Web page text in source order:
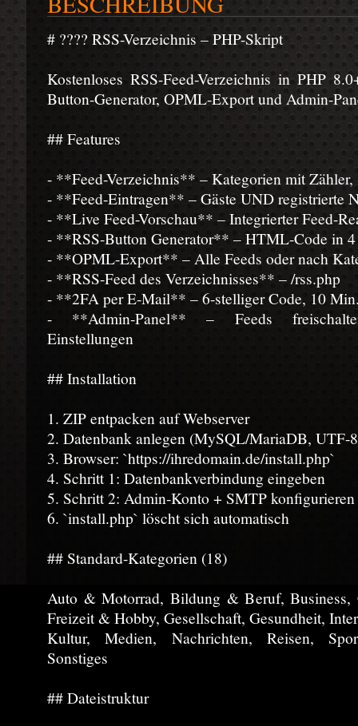
# ???? RSS-Verzeichnis – PHP-Skript
Kostenloses RSS-Feed-Verzeichnis in PHP
Button-Generator, OPML-Export und Admin-
## Features
- **Feed-Verzeichnis** – Kategorien mit
- **Feed-Eintragen** – Gäste UND registrierte
- **Live Feed-Vorschau** – Integrierter Feed-
- **RSS-Button Generator** – HTML-Code in 4
- **OPML-Export** – Alle Feeds oder nach
- **RSS-Feed des Verzeichnisses** – /rss.php
- **2FA per E-Mail** – 6-stelliger Code, 10
- **Admin-Panel** – Feeds freischalten/
Einstellungen
## Installation
1. ZIP entpacken auf Webserver
2. Datenbank anlegen (MySQL/MariaDB, UTF-
3. Browser: `https://ihredomain.de/install.php`
4. Schritt 1: Datenbankverbindung eingeben
5. Schritt 2: Admin-Konto + SMTP konfigurieren
6. `install.php` löscht sich automatisch
## Standard-Kategorien (18)
Auto & Motorrad, Bildung & Beruf, Business,
Freizeit & Hobby, Gesellschaft, Gesundheit,
Kultur, Medien, Nachrichten, Reisen,
Sonstiges
## Dateistruktur